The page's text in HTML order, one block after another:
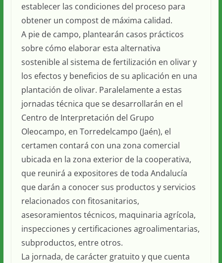
establecer las condiciones del proceso para
obtener un compost de máxima calidad.
A pie de campo, plantearán casos prácticos
sobre cómo elaborar esta alternativa
sostenible al sistema de fertilización en olivar y
los efectos y beneficios de su aplicación en una
plantación de olivar. Paralelamente a estas
jornadas técnica que se desarrollarán en el
Centro de Interpretación del Grupo
Oleocampo, en Torredelcampo (Jaén), el
certamen contará con una zona comercial
ubicada en la zona exterior de la cooperativa,
que reunirá a expositores de toda Andalucía
que darán a conocer sus productos y servicios
relacionados con fitosanitarios,
asesoramientos técnicos, maquinaria agrícola,
inspecciones y certificaciones agroalimentarias,
subproductos, entre otros.
La jornada, de carácter gratuito y que cuenta